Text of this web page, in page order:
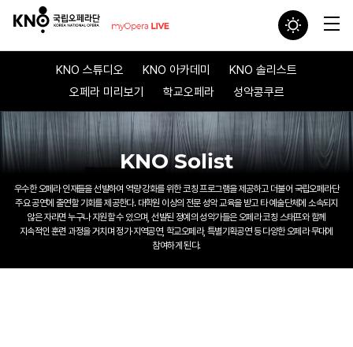
KNO 스튜디오 KNO 아카데미
KNO 솔리스트
오페라 미리보기
학교오페라 성악콩쿠르
KNO Solist
우수한 오페라 인재들을 선발하여 역량 강화를 위한 코칭 프로그램을 제공하고더불어 국립오페라단
주요 공연에 출연할 기회를 제공한다.대학원 이상의 전문 성악 교육을 받고 타 예술단체에 소속되지
않은 자라면 누구나 지원할 수 있으며, 선발된 정예의 성악가들은 오페라 코칭 스태프와 함께
지속적인 훈련 과정을 거치며 정기·지역공연, 학교오페라, 특별기획공연 등 다양한 오페라 무대에
참여하게 된다.